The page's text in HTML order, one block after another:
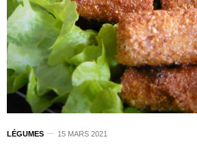
LÉGUMES 15 MARS 2021